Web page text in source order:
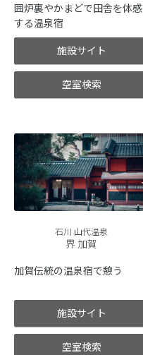
囲炉裏やかまどで田舎を体感
する温泉宿
施設サイト
空室検索
石川 山代温泉
界 加賀
加賀伝統の温泉宿で憩う
施設サイト
空室検索